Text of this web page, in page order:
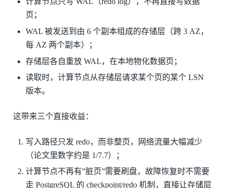
页；
WAL 被发送到由 6 个副本组成的存储层（跨 3 AZ，
每 AZ 两个副本）；
存储层各自重放 WAL，在本地物化数据页；
读取时，计算节点从存储层请求某个页的某个 LSN
版本。
这带来三个直接收益：
写入路径只发 redo，而非整页，网络流量大幅减少
（论文里数字约是 1/7.7）；
计算节点不再有”脏页”需要刷盘，故障恢复时不需要
走 PostgreSQL 的 checkpoint/redo 机制，直接让存储层